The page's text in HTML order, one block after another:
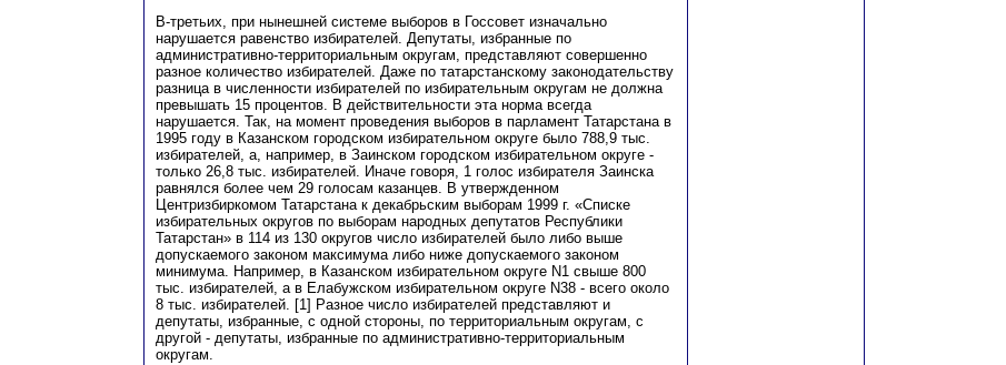
В-третьих, при нынешней системе выборов в Госсовет изначально
нарушается равенство избирателей. Депутаты, избранные по
административно-территориальным округам, представляют совершенно
разное количество избирателей. Даже по татарстанскому законодательству
разница в численности избирателей по избирательным округам не должна
превышать 15 процентов. В действительности эта норма всегда
нарушается. Так, на момент проведения выборов в парламент Татарстана в
1995 году в Казанском городском избирательном округе было 788,9 тыс.
избирателей, а, например, в Заинском городском избирательном округе -
только 26,8 тыс. избирателей. Иначе говоря, 1 голос избирателя Заинска
равнялся более чем 29 голосам казанцев. В утвержденном
Центризбиркомом Татарстана к декабрьским выборам 1999 г. «Списке
избирательных округов по выборам народных депутатов Республики
Татарстан» в 114 из 130 округов число избирателей было либо выше
допускаемого законом максимума либо ниже допускаемого законом
минимума. Например, в Казанском избирательном округе N1 свыше 800
тыс. избирателей, а в Елабужском избирательном округе N38 - всего около
8 тыс. избирателей. [1] Разное число избирателей представляют и
депутаты, избранные, с одной стороны, по территориальным округам, с
другой - депутаты, избранные по административно-территориальным
округам.